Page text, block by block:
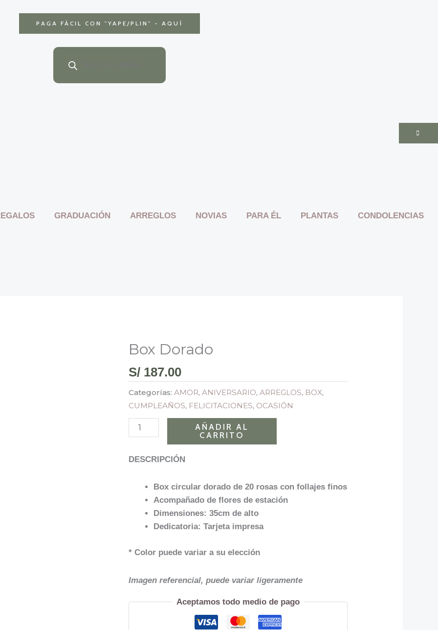
PAGA FÁCIL CON "YAPE/PLIN" - AQUÍ
productos
GRADUACIÓN ARREGLOS NOVIAS PARA ÉL PLANTAS CONDOLENCIAS
Box Dorado
S/187.00
Categorías: AMOR, ANIVERSARIO, ARREGLOS, BOX,
CUMPLEAÑOS, FELICITACIONES, OCASIÓN
Box
cantidad
AÑADIR AL
CARRITO
DESCRIPCIÓN
Box circular dorado de 20 rosas con follajes finos
Acompañado de flores de estación
Dimensiones: 35cm de alto
Dedicatoria: Tarjeta impresa
* Color puede variar a su elección
Imagen referencial, puede variar ligeramente
Aceptamos todo medio de pago